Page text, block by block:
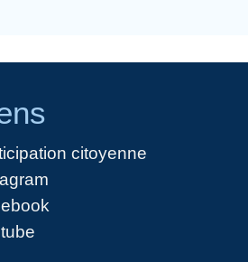
citoyenne